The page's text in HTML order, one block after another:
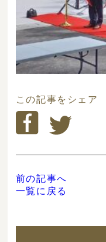
この記事をシェア
前の記事へ
一覧に戻る